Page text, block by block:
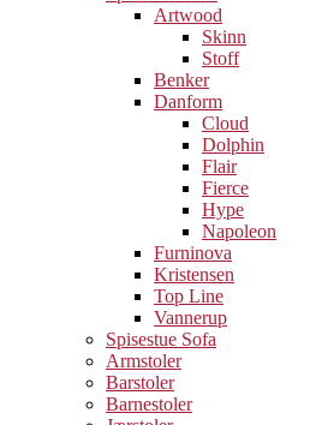
Artwood
Skinn
Stoff
Benker
Danform
Cloud
Dolphin
Flair
Fierce
Hype
Napoleon
Furninova
Kristensen
Top Line
Vannerup
Spisestue Sofa
Armstoler
Barstoler
Barnestoler